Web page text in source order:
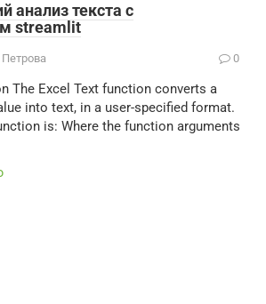
анализ текста с
streamlit
0
The Excel Text function converts a
into text, in a user-specified format.
is: Where the function arguments